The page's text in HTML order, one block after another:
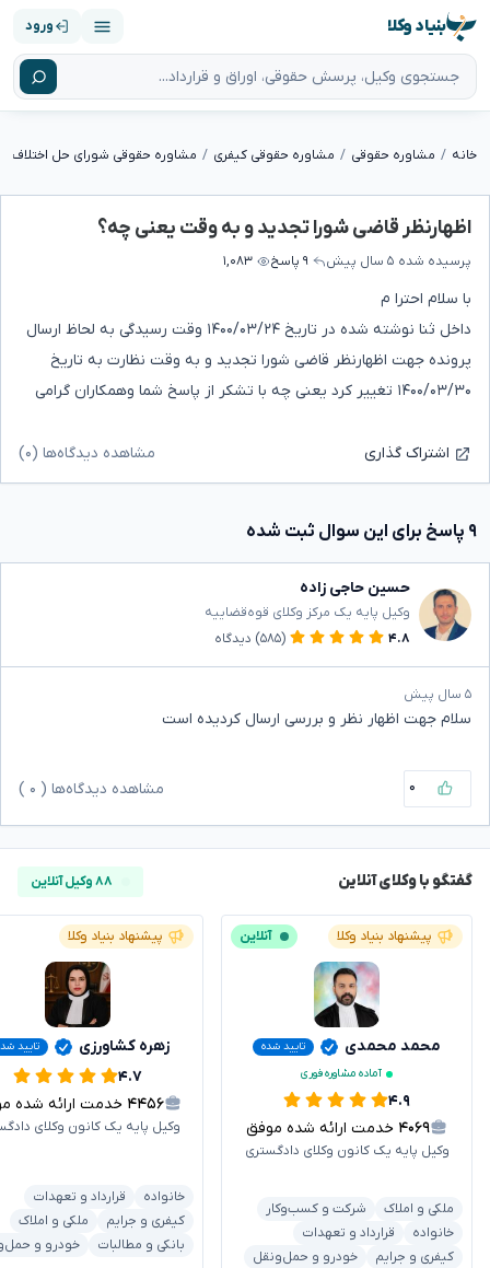
بنیاد وکلا ورود
خانه مشاوره حقوقی مشاوره حقوقی کیفری مشاوره حقوقی شورای حل اختلاف
اظهارنظر قاضی شورا تجدید و به وقت یعنی چه؟
پرسیده شده ۵ سال پیش ۹ پاسخ ۱,۰۸۳
با سلام احترا م
داخل ثنا نوشته شده در تاریخ ۱۴۰۰/۰۳/۲۴ وقت رسیدگی به لحاظ ارسال
پرونده جهت اظهارنظر قاضی شورا تجدید و به وقت نظارت به تاریخ
۱۴۰۰/۰۳/۳۰ تغییر کرد یعنی چه با تشکر از پاسخ شما وهمکاران گرامی
اشتراک گذاری مشاهده دیدگاه‌ها (۰)
۹ پاسخ برای این سوال ثبت شده
حسین حاجی زاده
وکیل پایه یک مرکز وکلای قوه‌قضاییه
۴.۸
(۵۸۵) دیدگاه
۵ سال پیش
سلام جهت اظهار نظر و بررسی ارسال کردیده است
۰ مشاهده دیدگاه‌ها ( ۰
گفتگو با وکلای آنلاین ۸۸ وکیل آنلاین
پیشنهاد بنیاد وکلا آنلاین
محمد محمدی
تایید شده
آماده مشاوره فوری
۴.۹
۴۰۶۹ خدمت ارائه شده موفق
وکیل پایه یک کانون وکلای دادگستری
ملکی و املاک
شرکت و کسب‌وکار
خانواده
قرارداد و تعهدات
کیفری و جرایم
خودرو و حمل‌ونقل
پیشنهاد بنیاد وکلا
زهره کشاورزی تایید
۴.۷
۴۴۵۶ خدمت ارائه شده موفق
وکیل پایه یک کانون وکلای
خانواده
قرارداد و تعهدات
کیفری و جرایم
ملکی و املاک
بانکی و مطالبات
خودرو و